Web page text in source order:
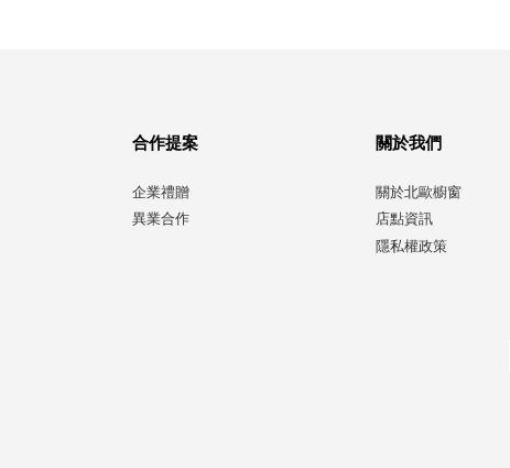
合作提案
企業禮贈
異業合作
關於我們
關於北歐櫥窗
店點資訊
隱私權政策